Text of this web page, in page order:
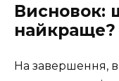
Висновок:
найкраще?
На завершення,